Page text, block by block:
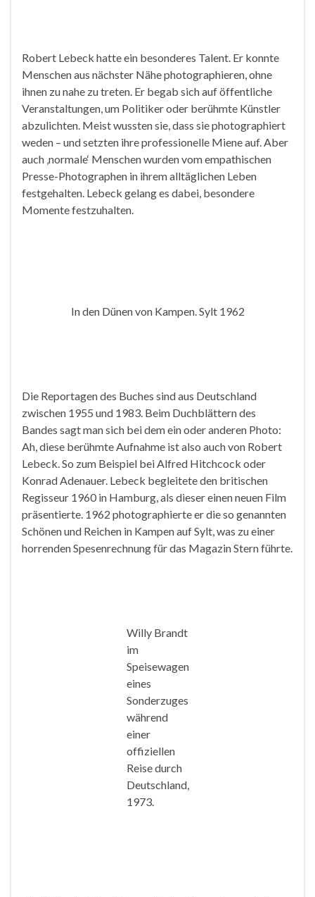
Robert Lebeck hatte ein besonderes Talent. Er konnte
Menschen aus nächster Nähe photographieren, ohne
ihnen zu nahe zu treten. Er begab sich auf öffentliche
Veranstaltungen, um Politiker oder berühmte Künstler
abzulichten. Meist wussten sie, dass sie photographiert
weden – und setzten ihre professionelle Miene auf. Aber
auch ‚normale‘ Menschen wurden vom empathischen
Presse-Photographen in ihrem alltäglichen Leben
festgehalten. Lebeck gelang es dabei, besondere
Momente festzuhalten.
In den Dünen von Kampen. Sylt 1962
Die Reportagen des Buches sind aus Deutschland
zwischen 1955 und 1983. Beim Duchblättern des
Bandes sagt man sich bei dem ein oder anderen Photo:
Ah, diese berühmte Aufnahme ist also auch von Robert
Lebeck. So zum Beispiel bei Alfred Hitchcock oder
Konrad Adenauer. Lebeck begleitete den britischen
Regisseur 1960 in Hamburg, als dieser einen neuen Film
präsentierte. 1962 photographierte er die so genannten
Schönen und Reichen in Kampen auf Sylt, was zu einer
horrenden Spesenrechnung für das Magazin Stern führte.
Willy Brandt
im
Speisewagen
eines
Sonderzuges
während
einer
offiziellen
Reise durch
Deutschland,
1973.